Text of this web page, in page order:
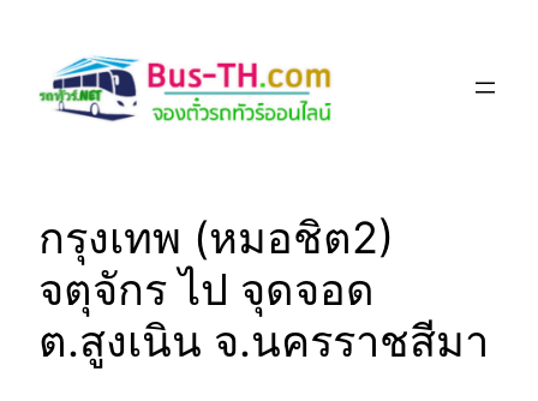
content
กรุงเทพ (หมอชิต2)
จตุจักร ไป จุดจอด
ต.สูงเนิน จ.นครราชสีมา